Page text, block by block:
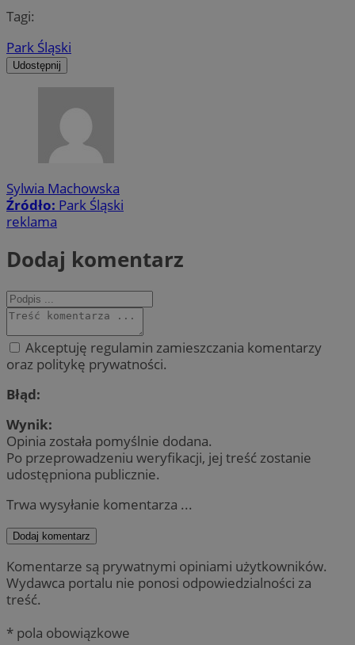
Tagi:
Park Śląski
Udostępnij
Sylwia Machowska
Źródło: Park Śląski
reklama
Dodaj komentarz
Akceptuję regulamin zamieszczania komentarzy
oraz politykę prywatności.
Błąd:
Wynik:
Opinia została pomyślnie dodana.
Po przeprowadzeniu weryfikacji, jej treść zostanie
udostępniona publicznie.
Trwa wysyłanie komentarza ...
Dodaj komentarz
Komentarze są prywatnymi opiniami użytkowników.
Wydawca portalu nie ponosi odpowiedzialności za
treść.
* pola obowiązkowe